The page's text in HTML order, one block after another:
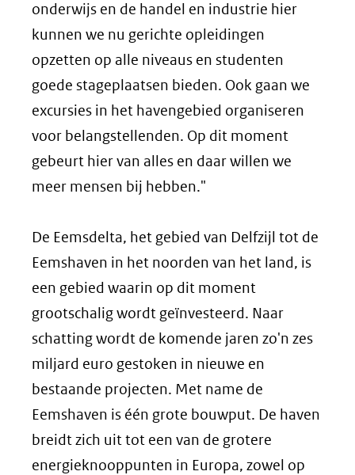
onderwijs en de handel en industrie hier
kunnen we nu gerichte opleidingen
opzetten op alle niveaus en studenten
goede stageplaatsen bieden. Ook gaan we
excursies in het havengebied organiseren
voor belangstellenden. Op dit moment
gebeurt hier van alles en daar willen we
meer mensen bij hebben."
De Eemsdelta, het gebied van Delfzijl tot de
Eemshaven in het noorden van het land, is
een gebied waarin op dit moment
grootschalig wordt geïnvesteerd. Naar
schatting wordt de komende jaren zo'n zes
miljard euro gestoken in nieuwe en
bestaande projecten. Met name de
Eemshaven is één grote bouwput. De haven
breidt zich uit tot een van de grotere
energieknooppunten in Europa, zowel op